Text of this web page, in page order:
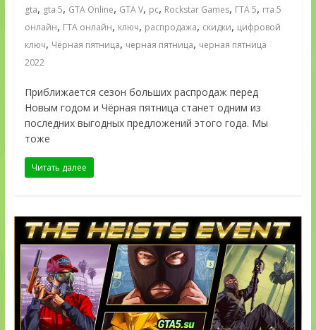
gta, gta 5, GTA Online, GTA V, pc, Rockstar Games, ГТА 5, гта 5
онлайн, ГТА онлайн, ключ, распродажа, скидки, цифровой
ключ, Чёрная пятница, черная пятница, черная пятница
2022
Приближается сезон больших распродаж перед
Новым годом и Чёрная пятница станет одним из
последних выгодных предложений этого года. Мы
тоже
Читать далее